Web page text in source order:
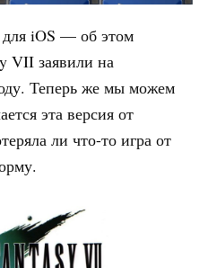
для iOS — об этом
VII заявили на
Теперь же мы можем
эта версия от
ли что-то игра от